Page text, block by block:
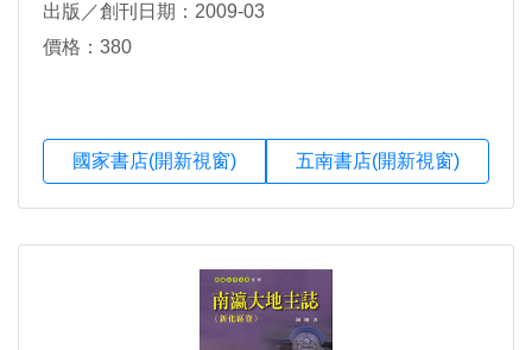
出版／創刊日期：2009-03
價格：380
國家書店(開新視窗) 五南書店(開新視窗)